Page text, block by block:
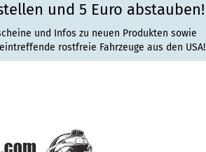
und 5 Euro abstauben!
und Infos zu neuen Produkten sowie
rostfreie Fahrzeuge aus den USA!